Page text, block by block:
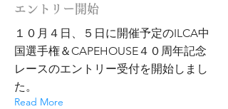
エントリー開始
１０月４日、５日に開催予定のILCA中
国選手権＆CAPEHOUSE４０周年記念
レースのエントリー受付を開始しまし
た。
Read More